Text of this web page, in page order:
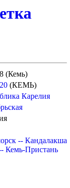
(Кемь)
(КЕМЬ)
Карелия
-- Кандалакша
Кемь-Пристань